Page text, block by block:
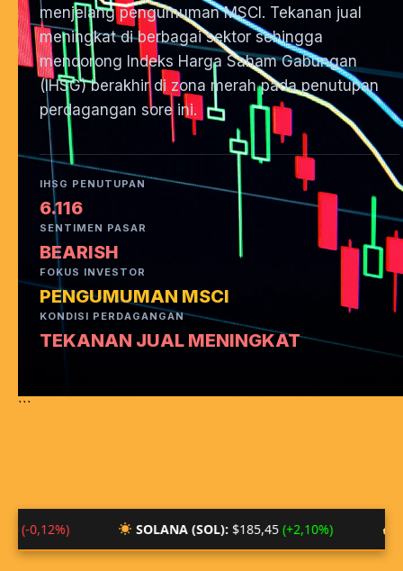
menjelang pengumuman MSCI. Tekanan jual
meningkat di berbagai sektor sehingga
mendorong Indeks Harga Saham Gabungan
(IHSG) berakhir di zona merah pada penutupan
perdagangan sore ini.
IHSG PENUTUPAN
6.116
SENTIMEN PASAR
BEARISH
FOKUS INVESTOR
PENGUMUMAN MSCI
KONDISI PERDAGANGAN
TEKANAN JUAL MENINGKAT
```
SOLANA (SOL):$185,45(+2,10%) BTC/IDR: